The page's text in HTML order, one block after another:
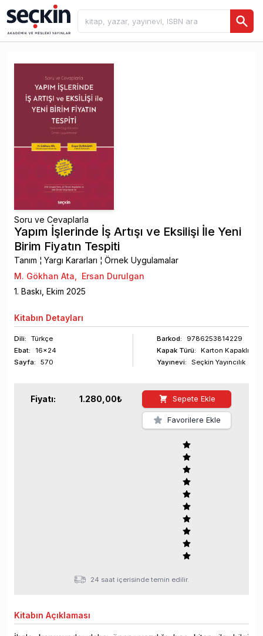
Soru ve Cevaplarla
Yapım İşlerinde İş Artışı ve Eksilişi İle Yeni
Birim Fiyatın Tespiti
Tanım ¦ Yargı Kararları ¦ Örnek Uygulamalar
M. Gökhan Ata, Ersan Durulgan
1. Baskı, Ekim 2025
Kitabın Detayları
Dili:
Türkçe
Ebat:
16x24
Sayfa: 570
Barkod:
9786253814229
Kapak Türü:
Karton Kapaklı
Yayınevi:
Seçkin Yayıncılık
Fiyatı: 1.280,00₺ Sepete Ekle
Favorilere Ekle
24 saat içerisinde temin edilir.
Kitabın Açıklaması